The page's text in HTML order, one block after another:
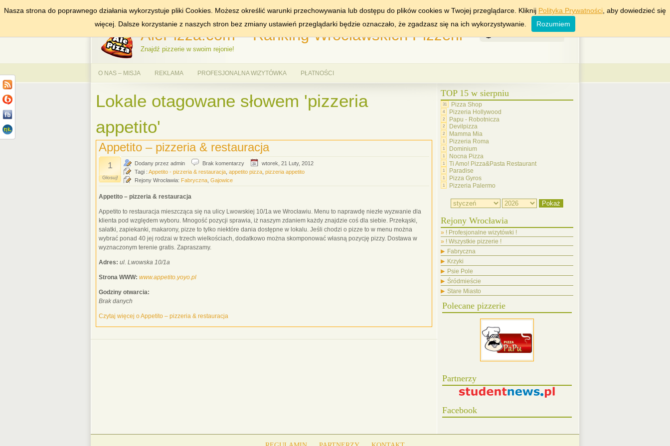
DODAJ NAS DO ULUBIONYCH ZNAJDŹ MIASTA: WROCŁAW KRAKÓW WARSZAWA
AlePizza.com – Ranking Wrocławskich Pizzerii
Znajdź pizzerie w swoim rejonie!
9 Sierpień 2026
O NAS – MISJA REKLAMA PROFESJONALNA WIZYTÓWKA PŁATNOŚCI
Lokale otagowane słowem 'pizzeria
appetito'
Appetito – pizzeria & restauracja
1
Głosuj!
Dodany przez admin Brak komentarzy
wtorek, 21 Luty, 2012
Tagi : Appetito - pizzeria & restauracja appetito pizza pizzeria appetito
Rejony Wrocławia: Fabryczna Gajowice
Appetito – pizzeria & restauracja
Appetito to restauracja mieszcząca się na ulicy Lwowskiej 10/1a we Wrocławiu. Menu to naprawdę niezłe wyzwanie dla
klienta pod względem wyboru. Mnogość pozycji sprawia, iż naszym zdaniem każdy znajdzie coś dla siebie. Przekąski,
sałatki, zapiekanki, makarony, pizze to tylko niektóre dania dostępne w lokalu. Jeśli chodzi o pizze to w menu można
wybrać ponad 40 jej rodzai w trzech wielkościach, dodatkowo można skomponować własną pozycję pizzy. Dostawa w
wyznaczonym terenie gratis. Zapraszamy.
Adres: ul. Lwowska 10/1a
Strona WWW: www.appetito.yoyo.pl
Godziny otwarcia:
Brak danych
Czytaj więcej o Appetito – pizzeria & restauracja
TOP 15 w sierpniu
31 Pizza Shop
4 Pizzeria Hollywood
2 Papu - Robotnicza
2 Devilpizza
2 Mamma Mia
1 Pizzeria Roma
1 Dominium
1 Nocna Pizza
1 Ti Amo! Pizza&Pasta Restaurant
1 Paradise
1 Pizza Gyros
1 Pizzeria Palermo
Rejony Wrocławia
! Profesjonalne wizytówki !
! Wszystkie pizzerie !
▶ Fabryczna
▶ Krzyki
▶ Psie Pole
▶ Śródmieście
▶ Stare Miasto
Polecane pizzerie
Partnerzy
Facebook
Nasza strona do poprawnego działania wykorzystuje pliki Cookies. Możesz określić warunki przechowywania lub dostępu do plików cookies w Twojej przeglądarce. Kliknij Polityka Prywatności , aby dowiedzieć się
więcej. Dalsze korzystanie z naszych stron bez zmiany ustawień przeglądarki będzie oznaczało, że zgadzasz się na ich wykorzystywanie.
Rozumiem